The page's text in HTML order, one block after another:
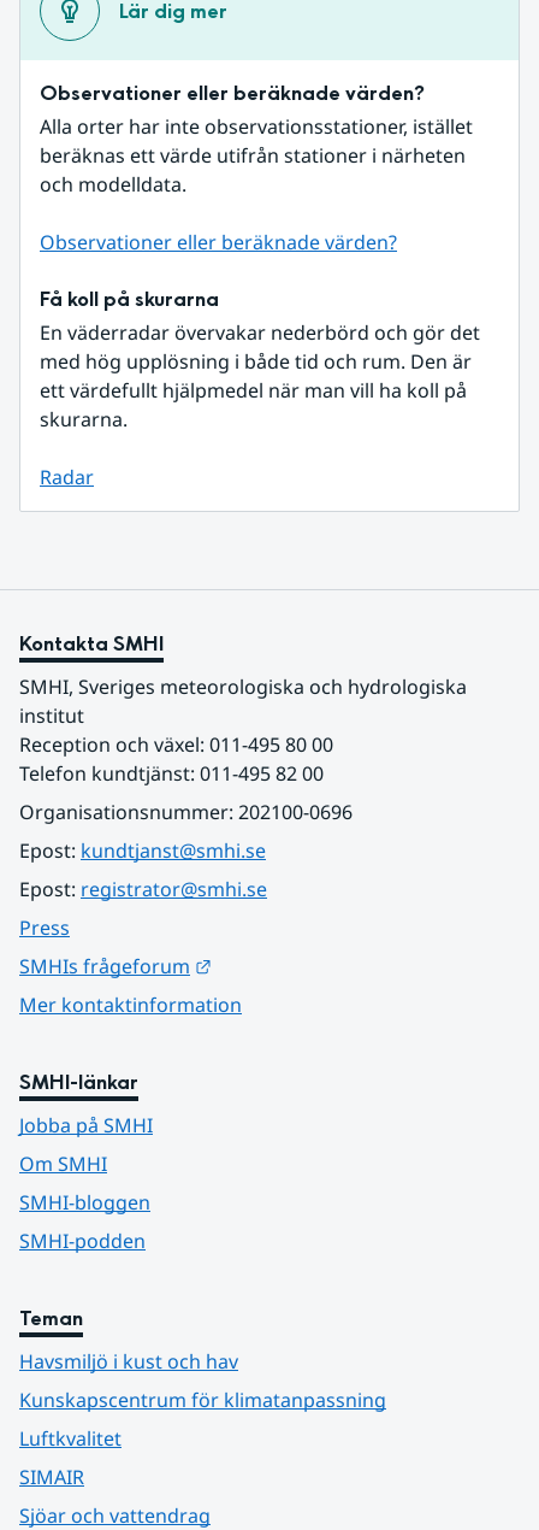
Lär dig mer
Observationer eller beräknade värden?
Alla orter har inte observationsstationer, istället
beräknas ett värde utifrån stationer i närheten
och modelldata.
Observationer eller beräknade värden?
Få koll på skurarna
En väderradar övervakar nederbörd och gör det
med hög upplösning i både tid och rum. Den är
ett värdefullt hjälpmedel när man vill ha koll på
skurarna.
Radar
Kontakta SMHI
SMHI, Sveriges meteorologiska och hydrologiska
institut
Reception och växel: 011-495 80 00
Telefon kundtjänst: 011-495 82 00
Organisationsnummer: 202100-0696
Epost: kundtjanst@smhi.se
Epost: registrator@smhi.se
Press
SMHIs frågeforum
Mer kontaktinformation
SMHI-länkar
Jobba på SMHI
Om SMHI
SMHI-bloggen
SMHI-podden
Teman
Havsmiljö i kust och hav
Kunskapscentrum för klimatanpassning
Luftkvalitet
SIMAIR
Sjöar och vattendrag